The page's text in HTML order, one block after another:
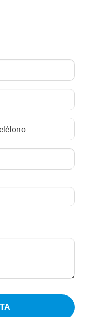
más exigentes.
integrada con
sistema de
y baño
y práctica.
paneles
entrada al Parque
ideal para
y los
de la región un
Camper,
disfrutar de la
bajo un cielo
cobertura
de dias, conductor
en temporada